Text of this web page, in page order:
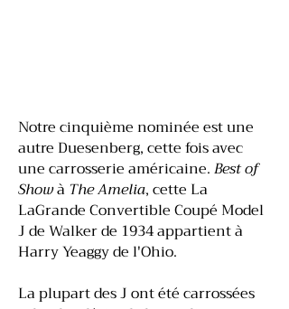
Notre cinquième nominée est une
autre Duesenberg, cette fois avec
une carrosserie américaine.Best of
Showà The Amelia, cette La
LaGrande Convertible Coupé Model
J de Walker de 1934 appartient à
Harry Yeaggy de l'Ohio.
La plupart des J ont été carrossées